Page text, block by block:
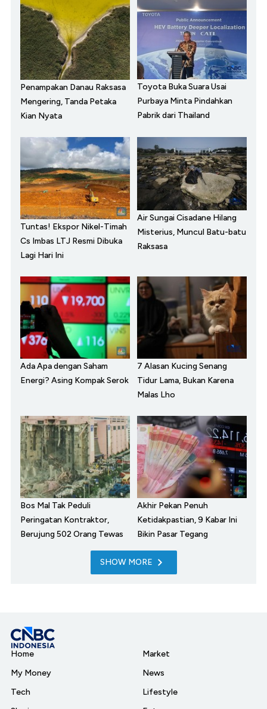
Penampakan Danau Raksasa
Mengering, Tanda Petaka
Kian Nyata
Toyota Buka Suara Usai
Purbaya Minta Pindahkan
Pabrik dari Thailand
Tuntas! Ekspor Nikel-Timah
Cs Imbas LTJ Resmi Dibuka
Lagi Hari Ini
Air Sungai Cisadane Hilang
Misterius, Muncul Batu-batu
Raksasa
Ada Apa dengan Saham
Energi? Asing Kompak Serok
7 Alasan Kucing Senang
Tidur Lama, Bukan Karena
Malas Lho
Bos Mal Tak Peduli
Peringatan Kontraktor,
Berujung 502 Orang Tewas
Akhir Pekan Penuh
Ketidakpastian, 9 Kabar Ini
Bikin Pasar Tegang
SHOW MORE
Home
My Money
Tech
Market
News
Lifestyle